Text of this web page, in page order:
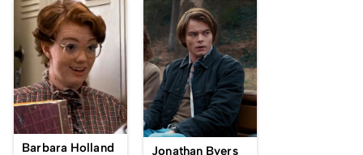
Barbara Holland Jonathan Byers